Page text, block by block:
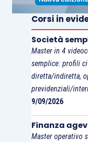
Corsi in
Società
Master in 4
semplice: profili
diretta/indiretta,
previdenziali/
9/09/2026
Finanza
Master operativo